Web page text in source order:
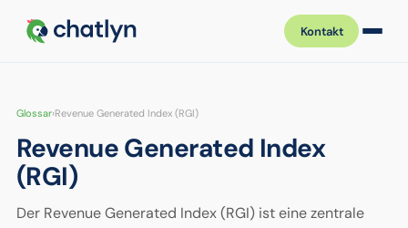
Kontakt
Glossar›Revenue Generated Index (RGI)
Revenue Generated Index
(RGI)
Der Revenue Generated Index (RGI) ist eine zentrale